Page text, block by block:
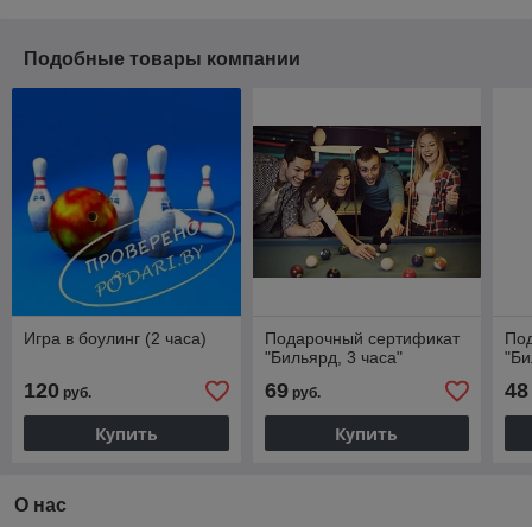
Подобные товары компании
Игра в боулинг (2 часа)
120 руб.
Купить
Подарочный сертификат
"Бильярд, 3 часа"
69руб.
Купить
48
О нас